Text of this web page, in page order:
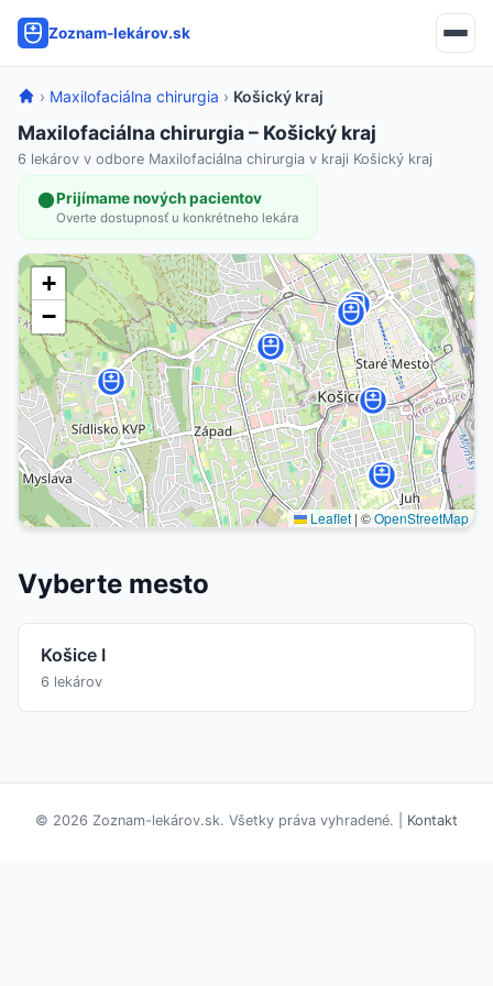
Zoznam-lekárov.sk
› Maxilofaciálna chirurgia › Košický kraj
Maxilofaciálna chirurgia – Košický kraj
6 lekárov v odbore Maxilofaciálna chirurgia v kraji Košický kraj
Prijímame nových pacientov
Overte dostupnosť u konkrétneho lekára
+
−
Leaflet | ©OpenStreetMap
Vyberte mesto
Košice I
6 lekárov
© 2026 Zoznam-lekárov.sk. Všetky práva vyhradené. | Kontakt